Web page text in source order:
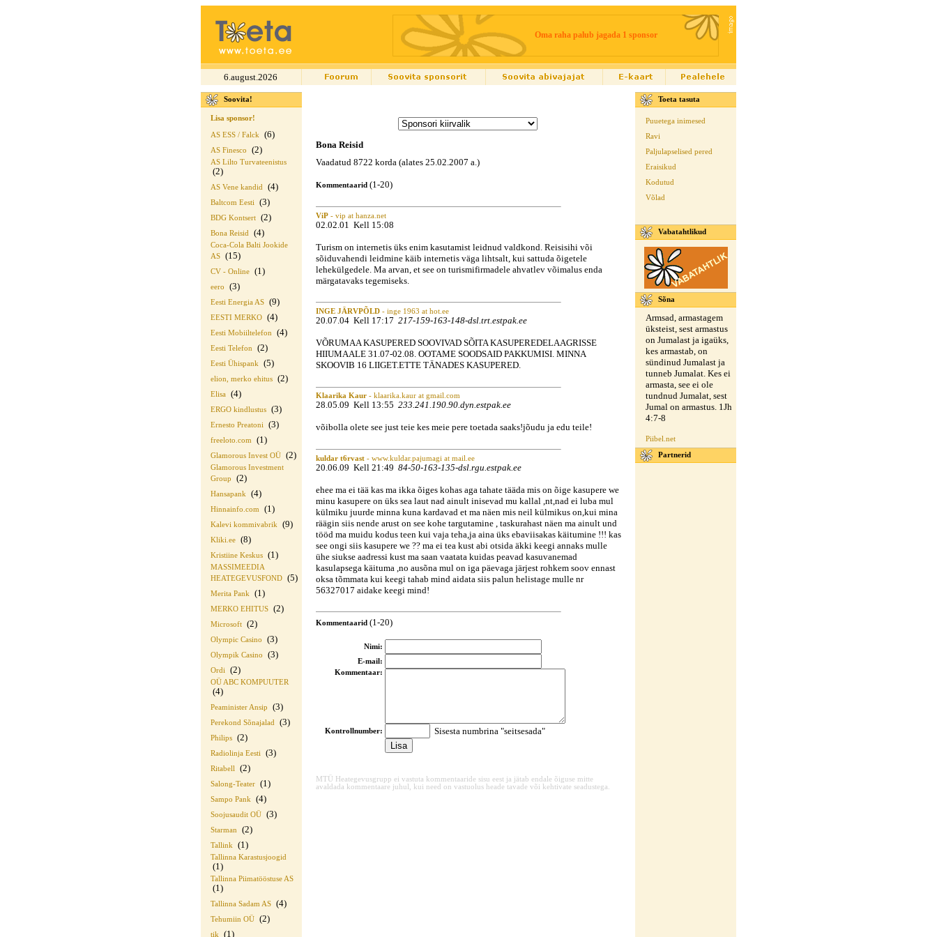
Oma raha palub jagada 1 sponsor
6.august.2026
Soovita!
Lisa sponsor!
AS ESS / Falck (6)
AS Finesco (2)
AS Lilto Turvateenistus
(2)
AS Vene kandid (4)
Baltcom Eesti (3)
BDG Kontsert (2)
Bona Reisid (4)
Coca-Cola Balti Jookide
AS
(15)
CV - Online (1)
eero (3)
Eesti Energia AS (9)
EESTI MERKO (4)
Eesti Mobiiltelefon (4)
Eesti Telefon (2)
Eesti Ühispank (5)
elion, merko ehitus (2)
Elisa (4)
ERGO kindlustus (3)
Ernesto Preatoni (3)
freeloto.com (1)
Glamorous Invest OÜ (2)
Glamorous Investment
Group
(2)
Hansapank (4)
Hinnainfo.com (1)
Kalevi kommivabrik (9)
Kliki.ee (8)
Kristiine Keskus (1)
MASSIMEEDIA
HEATEGEVUSFOND
(5)
Merita Pank (1)
MERKO EHITUS (2)
Microsoft (2)
Olympic Casino (3)
Olympik Casino (3)
Ordi (2)
OÜ ABC KOMPUUTER
(4)
Peaminister Ansip (3)
Perekond Sõnajalad (3)
Philips (2)
Radiolinja Eesti (3)
Ritabell (2)
Salong-Teater (1)
Sampo Pank (4)
Soojusaudit OÜ (3)
Starman (2)
Tallink (1)
Tallinna Karastusjoogid
(1)
Tallinna Piimatööstuse AS
(1)
Tallinna Sadam AS (4)
Tehumiin OÜ (2)
tik (1)
Bona Reisid
Vaadatud 8722 korda (alates 25.02.2007 a.)
Kommentaarid (1-20)
ViP - vip at hanza.net
02.02.01 Kell 15:08
Turism on internetis üks enim kasutamist leidnud valdkond. Reisisihi või
sõiduvahendi leidmine käib internetis väga lihtsalt, kui sattuda õigetele
lehekülgedele. Ma arvan, et see on turismifirmadele ahvatlev võimalus enda
märgatavaks tegemiseks.
INGE JÄRVPÕLD - inge 1963 at hot.ee
20.07.04 Kell 17:17 217-159-163-148-dsl.trt.estpak.ee
VÕRUMAA KASUPERED SOOVIVAD SÕITA KASUPEREDELAAGRISSE
HIIUMAALE 31.07-02.08. OOTAME SOODSAID PAKKUMISI. MINNA
SKOOVIB 16 LIIGET.ETTE TÄNADES KASUPERED.
Klaarika Kaur - klaarika.kaur at gmail.com
28.05.09 Kell 13:55 233.241.190.90.dyn.estpak.ee
võibolla olete see just teie kes meie pere toetada saaks!jõudu ja edu teile!
kuldar t6rvast - www.kuldar.pajumagi at mail.ee
20.06.09 Kell 21:49 84-50-163-135-dsl.rgu.estpak.ee
ehee ma ei tää kas ma ikka õiges kohas aga tahate tääda mis on õige kasupere we
minu kasupere on üks sea laut nad ainult inisevad mu kallal ,nt,nad ei luba mul
külmiku juurde minna kuna kardavad et ma näen mis neil külmikus on,kui mina
räägin siis nende arust on see kohe targutamine , taskurahast näen ma ainult und
tööd ma muidu kodus teen kui vaja teha,ja aina üks ebaviisakas käitumine !!! kas
see ongi siis kasupere we ?? ma ei tea kust abi otsida äkki keegi annaks mulle
ühe siukse aadressi kust ma saan vaatata kuidas peavad kasuvanemad
kasulapsega käituma ,no ausõna mul on iga päevaga järjest rohkem soov ennast
oksa tõmmata kui keegi tahab mind aidata siis palun helistage mulle nr
56327017 aidake keegi mind!
Kommentaarid (1-20)
Nimi:
E-mail:
Kommentaar:
Kontrollnumber: Sisesta numbrina "seitsesada"
MTÜ Heategevusgrupp ei vastuta kommentaaride sisu eest ja jätab endale õiguse mitte
avaldada kommentaare juhul, kui need on vastuolus heade tavade või kehtivate seadustega.
Toeta tasuta
Puuetega inimesed
Ravi
Paljulapselised pered
Eraisikud
Kodutud
Võlad
Vabatahtlikud
Sõna
Armsad, armastagem
üksteist, sest armastus
on Jumalast ja igaüks,
kes armastab, on
sündinud Jumalast ja
tunneb Jumalat. Kes ei
armasta, see ei ole
tundnud Jumalat, sest
Jumal on armastus. 1Jh
4:7-8
Piibel.net
Partnerid